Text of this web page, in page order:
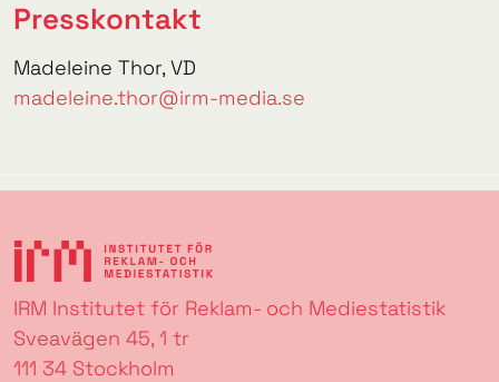
Presskontakt
Madeleine Thor, VD
madeleine.thor@irm-media.se
IRM Institutet för Reklam- och Mediestatistik
Sveavägen 45, 1 tr
111 34 Stockholm